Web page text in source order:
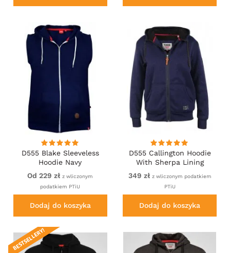
D555 Blake Sleeveless
Hoodie Navy
Od 229 zł z wliczonym
podatkiem PTiU
Dodaj do koszyka
D555 Callington Hoodie
With Sherpa Lining
349 zł z wliczonym podatkiem
PTiU
Dodaj do koszyka
BESTSELLERY!